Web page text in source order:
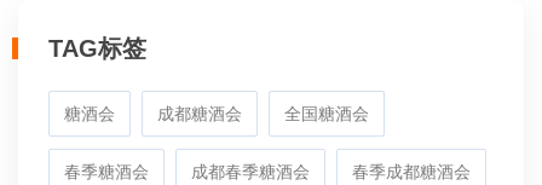
TAG标签
糖酒会 成都糖酒会 全国糖酒会
春季糖酒会 成都春季糖酒会 春季成都糖酒会